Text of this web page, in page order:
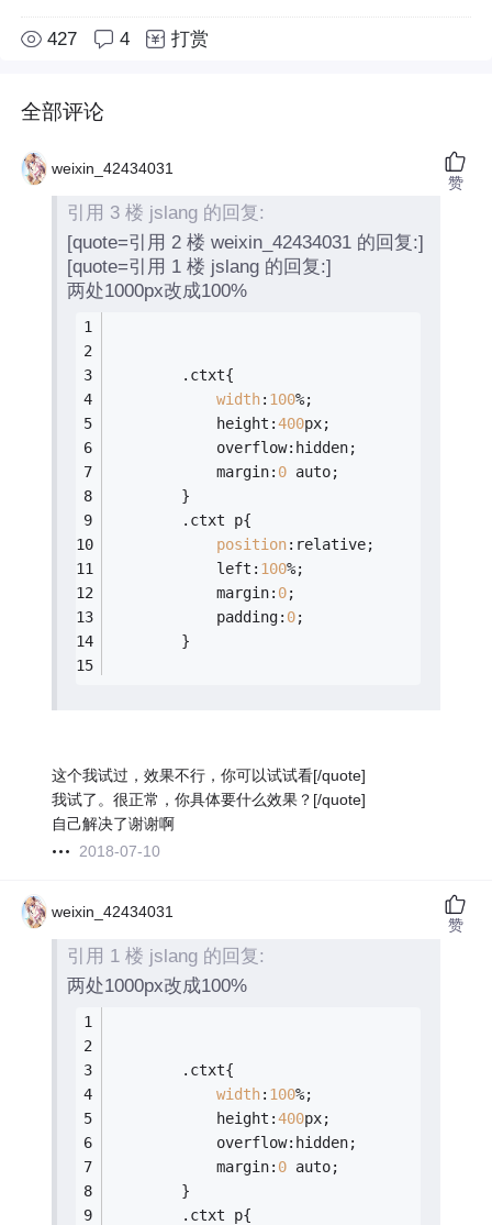
427 4 打赏
全部评论
weixin_42434031
引用 3 楼 jslang 的回复:
[quote=引用 2 楼 weixin_42434031 的回复:]
[quote=引用 1 楼 jslang 的回复:]
两处1000px改成100%
		.ctxt{
width: 100%;
			height:
400px;
			overflow:hidden;
			margin:
0 auto;
		}
		.ctxt p{
position:relative;
			left:
100%;
			margin:
0;
			padding:
0;
		}
这个我试过，效果不行，你可以试试看[/quote]
我试了。很正常，你具体要什么效果？[/quote]
自己解决了谢谢啊
2018-07-10
赞
weixin_42434031
引用 1 楼 jslang 的回复:
两处1000px改成100%
		.ctxt{
width: 100%;
			height:
400px;
			overflow:hidden;
			margin:
0 auto;
		}
		.ctxt p{
赞